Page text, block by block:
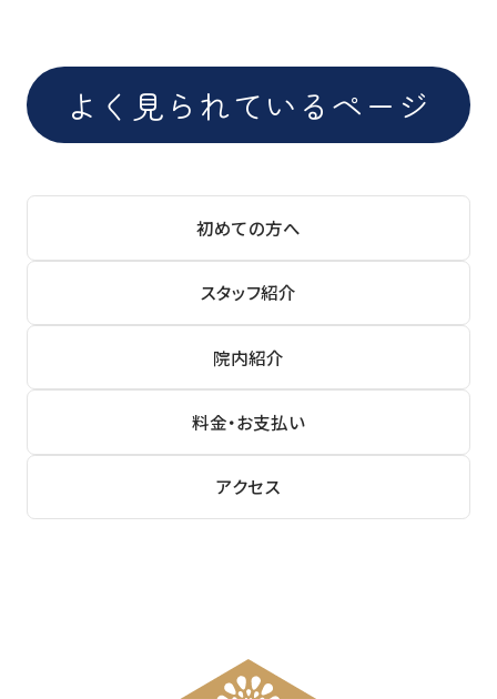
よく見られているページ
初めての方へ
スタッフ紹介
院内紹介
料金・お支払い
アクセス